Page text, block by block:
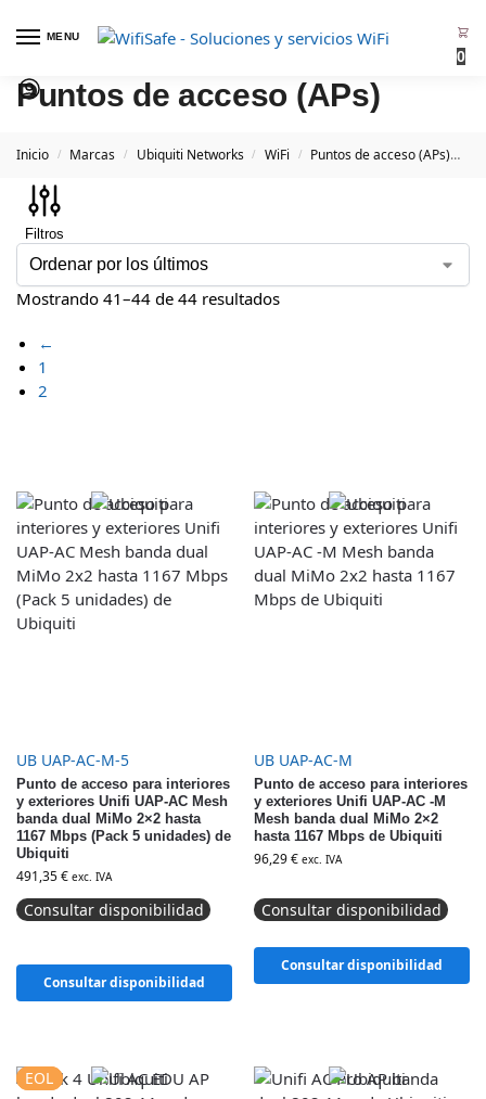
MENU
0
Puntos de acceso (APs)
Inicio / Marcas / Ubiquiti Networks / WiFi / Puntos de acceso (APs)
Filtros
Mostrando 41–44 de 44 resultados
←
1
2
UB UAP-AC-M-5
Punto de acceso para interiores
y exteriores Unifi UAP-AC Mesh
banda dual MiMo 2×2 hasta
1167 Mbps (Pack 5 unidades) de
Ubiquiti
491,35€ exc. IVA
Consultar disponibilidad
Consultar disponibilidad
UB UAP-AC-M
Punto de acceso para interiores
y exteriores Unifi UAP-AC -M
Mesh banda dual MiMo 2×2
hasta 1167 Mbps de Ubiquiti
96,29€ exc. IVA
Consultar disponibilidad
Consultar disponibilidad
EOL
EOL